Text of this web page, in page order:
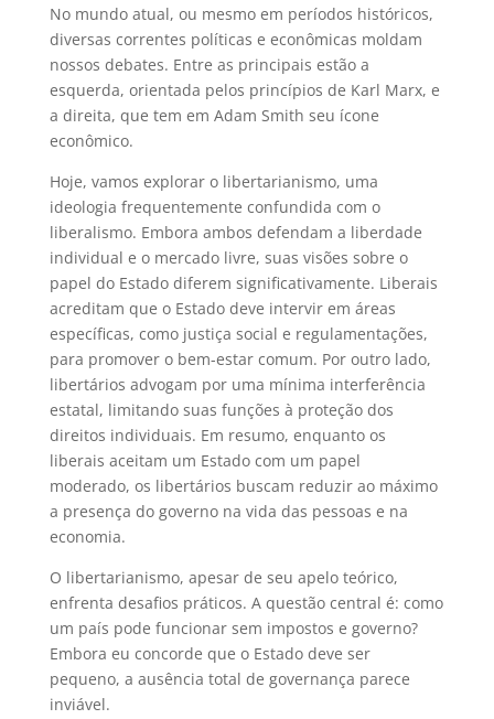
No mundo atual, ou mesmo em períodos históricos,
diversas correntes políticas e econômicas moldam
nossos debates. Entre as principais estão a
esquerda, orientada pelos princípios de Karl Marx, e
a direita, que tem em Adam Smith seu ícone
econômico.
Hoje, vamos explorar o libertarianismo, uma
ideologia frequentemente confundida com o
liberalismo. Embora ambos defendam a liberdade
individual e o mercado livre, suas visões sobre o
papel do Estado diferem significativamente. Liberais
acreditam que o Estado deve intervir em áreas
específicas, como justiça social e regulamentações,
para promover o bem-estar comum. Por outro lado,
libertários advogam por uma mínima interferência
estatal, limitando suas funções à proteção dos
direitos individuais. Em resumo, enquanto os
liberais aceitam um Estado com um papel
moderado, os libertários buscam reduzir ao máximo
a presença do governo na vida das pessoas e na
economia.
O libertarianismo, apesar de seu apelo teórico,
enfrenta desafios práticos. A questão central é: como
um país pode funcionar sem impostos e governo?
Embora eu concorde que o Estado deve ser
pequeno, a ausência total de governança parece
inviável.